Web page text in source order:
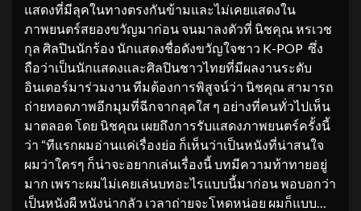
แสดงที่มีลุคในทางตรงกันข้ามและไม่เคยแสดงใน
ภาพยนตร์สยองขวัญมาก่อน จนมาลงตัวที่ นิชคุณ หรเวช
กุล ศิลปินนักร้อง นักแสดงชื่อดังขวัญใจชาว K-POP ซึ่ง
ถือว่าเป็นนักแสดงและศิลปินชาวไทยที่มีผลงานระดับ
อินเตอร์มาร่วมงาน ทีมต้องการพิสูจน์ว่า นิชคุณ สามารถ
ถ่ายทอดภาพอีกมุมที่ฉีกจากลุคใส ๆ อย่างที่คนทั่วไปเห็น
มาตลอด โดย นิชคุณ เผยถึงการรับแสดงภาพยนตร์ครั้งนี้
ว่า “ทีแรกผมอ่านแค่เรื่องย่อ ก็เห็นว่าเป็นหนังที่น่าสนใจ
ผมว่าใครๆ ก็น่าจะอยากเล่นเรื่องนี้ บทมีความท้าทายอยู่
มาก เพราะผมไม่เคยเล่นบทอะไรแบบนี้มาก่อน พอบอกว่า
เป็นหนังผี หนังน่ากลัว เวลาถ่ายจะโหดหน่อย ผมก็แบบ…